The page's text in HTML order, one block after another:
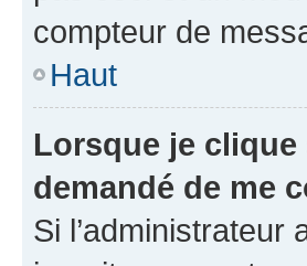
compteur de
Haut
Lorsque je clique
demandé de me
Si